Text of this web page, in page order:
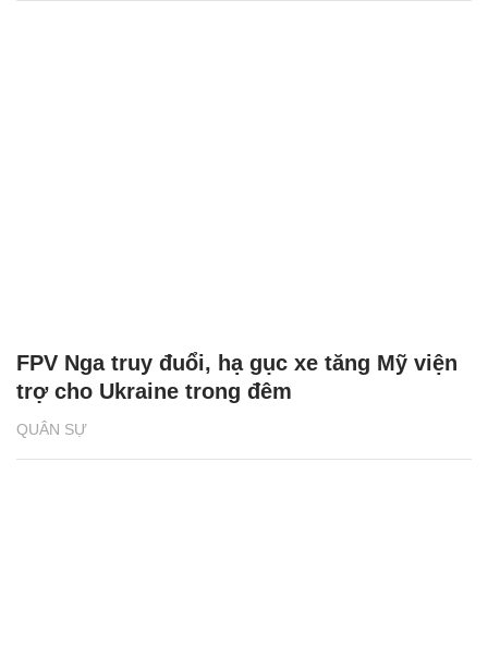
QUÂN SỰ
FPV Nga truy đuổi, hạ gục xe tăng Mỹ viện
trợ cho Ukraine trong đêm